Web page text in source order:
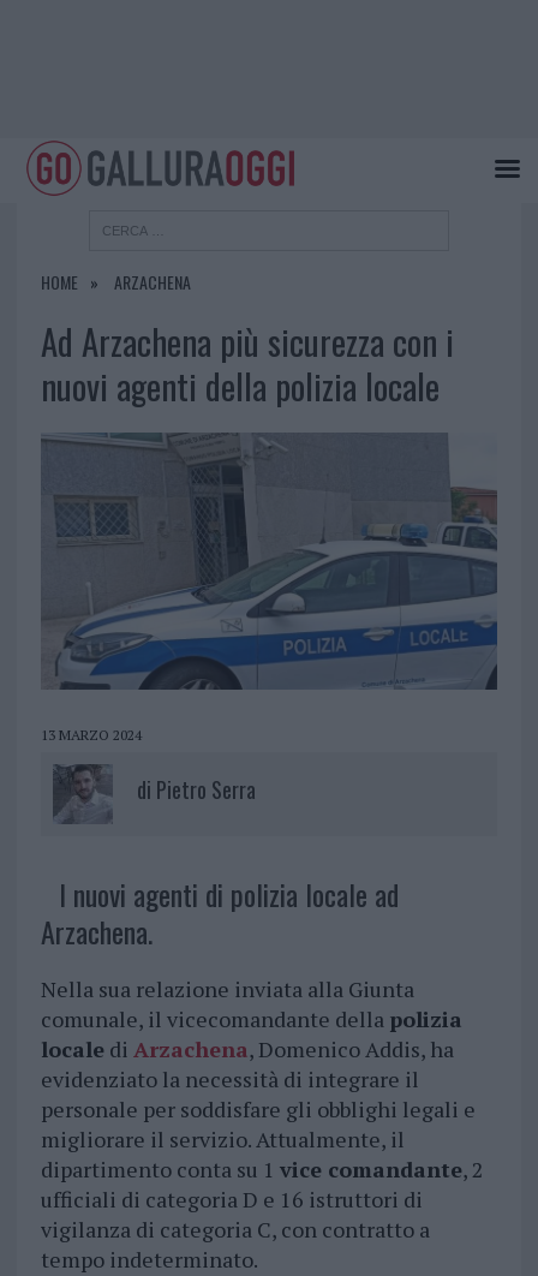
HOME ARZACHENA
Ad Arzachena più sicurezza con i
nuovi agenti della polizia locale
13 MARZO 2024
di Pietro Serra
I nuovi agenti di polizia locale ad
Arzachena.
Nella sua relazione inviata alla Giunta
comunale, il vicecomandante della polizia
localedi Arzachena, Domenico Addis, ha
evidenziato la necessità di integrare il
personale per soddisfare gli obblighi legali e
migliorare il servizio. Attualmente, il
dipartimento conta su 1 vice comandante, 2
ufficiali di categoria D e 16 istruttori di
vigilanza di categoria C, con contratto a
tempo indeterminato.